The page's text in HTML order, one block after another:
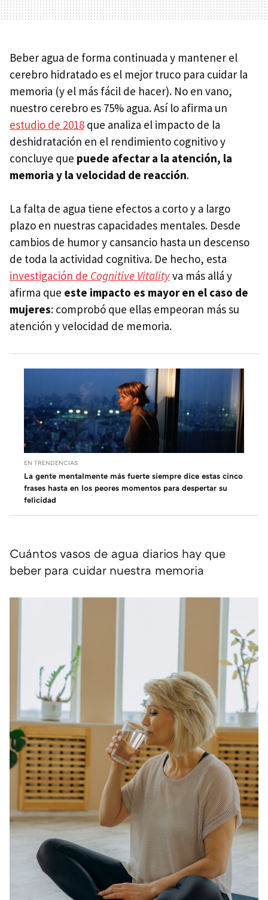
Beber agua de forma continuada y mantener el
cerebro hidratado es el mejor truco para cuidar la
memoria (y el más fácil de hacer). No en vano,
nuestro cerebro es 75% agua. Así lo afirma un
estudio de 2018 que analiza el impacto de la
deshidratación en el rendimiento cognitivo y
concluye que puede afectar a la atención, la
memoria y la velocidad de reacción.
La falta de agua tiene efectos a corto y a largo
plazo en nuestras capacidades mentales. Desde
cambios de humor y cansancio hasta un descenso
de toda la actividad cognitiva. De hecho, esta
investigación de Cognitive Vitalityva más allá y
afirma que este impacto es mayor en el caso de
mujeres: comprobó que ellas empeoran más su
atención y velocidad de memoria.
EN TRENDENCIAS
La gente mentalmente más fuerte siempre dice estas cinco
frases hasta en los peores momentos para despertar su
felicidad
Cuántos vasos de agua diarios hay que
beber para cuidar nuestra memoria